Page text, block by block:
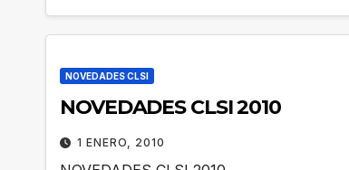
NOVEDADES CLSI
NOVEDADES CLSI 2010
1 ENERO, 2010